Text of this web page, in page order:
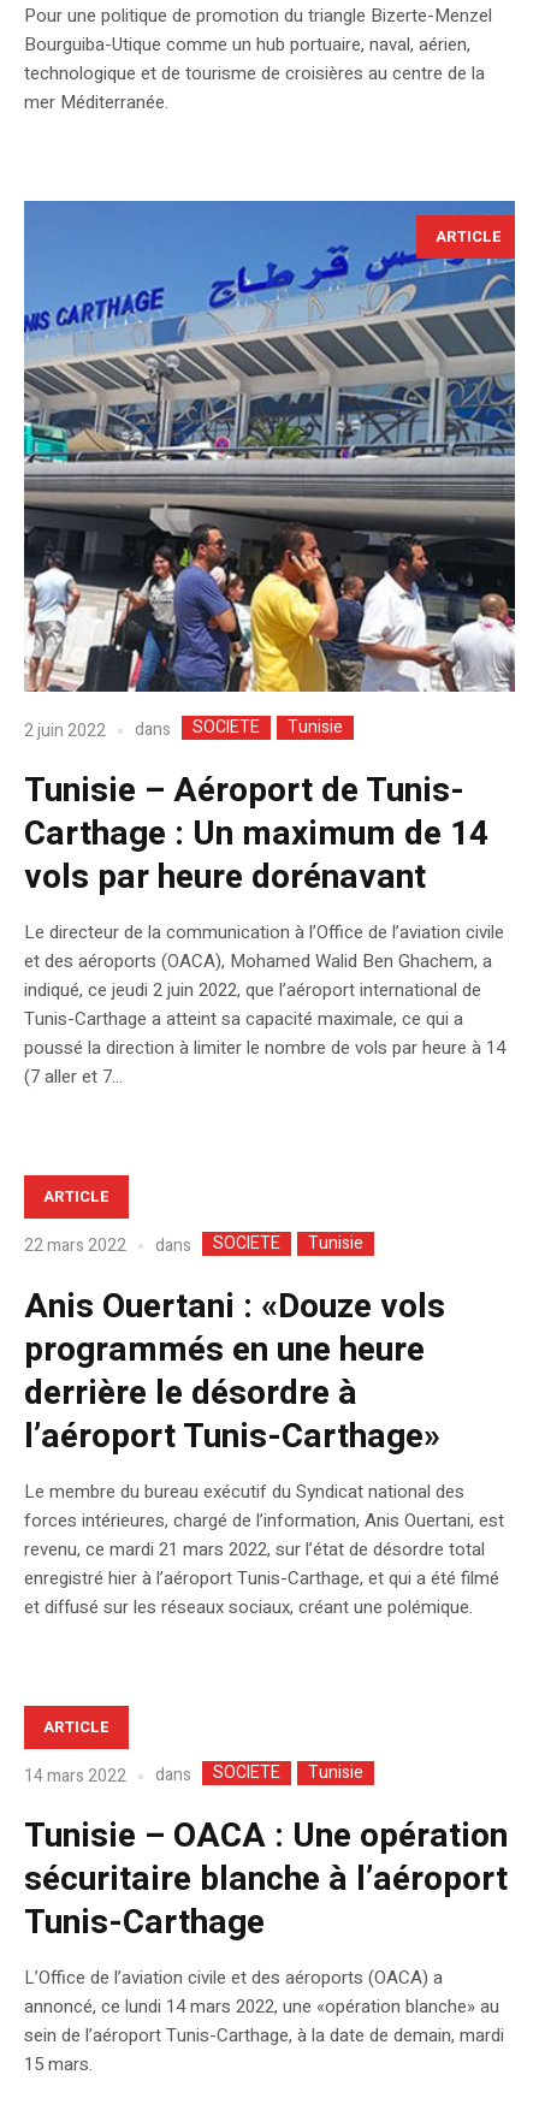
Pour une politique de promotion du triangle Bizerte-Menzel
Bourguiba-Utique comme un hub portuaire, naval, aérien,
technologique et de tourisme de croisières au centre de la
mer Méditerranée.
ARTICLE
2 juin 2022 dans SOCIETE Tunisie
Tunisie – Aéroport de Tunis-
Carthage : Un maximum de 14
vols par heure dorénavant
Le directeur de la communication à l’Office de l’aviation civile
et des aéroports (OACA), Mohamed Walid Ben Ghachem, a
indiqué, ce jeudi 2 juin 2022, que l’aéroport international de
Tunis-Carthage a atteint sa capacité maximale, ce qui a
poussé la direction à limiter le nombre de vols par heure à 14
(7 aller et 7...
ARTICLE
22 mars 2022 dans SOCIETE Tunisie
Anis Ouertani : «Douze vols
programmés en une heure
derrière le désordre à
l’aéroport Tunis-Carthage»
Le membre du bureau exécutif du Syndicat national des
forces intérieures, chargé de l’information, Anis Ouertani, est
revenu, ce mardi 21 mars 2022, sur l’état de désordre total
enregistré hier à l’aéroport Tunis-Carthage, et qui a été filmé
et diffusé sur les réseaux sociaux, créant une polémique.
ARTICLE
14 mars 2022 dans SOCIETE Tunisie
Tunisie – OACA : Une opération
sécuritaire blanche à l’aéroport
Tunis-Carthage
L’Office de l’aviation civile et des aéroports (OACA) a
annoncé, ce lundi 14 mars 2022, une «opération blanche» au
sein de l’aéroport Tunis-Carthage, à la date de demain, mardi
15 mars.